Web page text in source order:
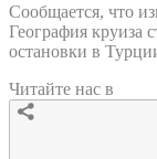
Сообщается, что
География круиза
остановки в
Читайте нас в